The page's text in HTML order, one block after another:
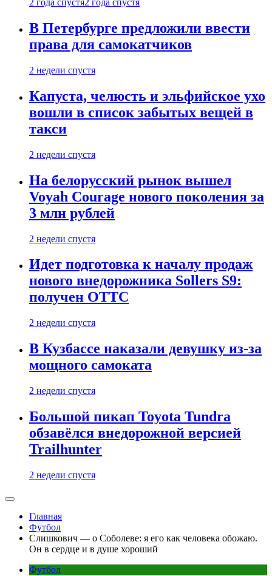
2 года спустя2 года спустя
В Петербурге предложили ввести
права для самокатчиков
2 недели спустя
Капуста, челюсть и эльфийское ухо
вошли в список забытых вещей в
такси
2 недели спустя
На белорусский рынок вышел
Voyah Courage нового поколения за
3 млн рублей
2 недели спустя
Идет подготовка к началу продаж
нового внедорожника Sollers S9:
получен ОТТС
2 недели спустя
В Кузбассе наказали девушку из-за
мощного самоката
2 недели спустя
Большой пикап Toyota Tundra
обзавёлся внедорожной версией
Trailhunter
2 недели спустя
Главная
Футбол
Слишкович — о Соболеве: я его как человека обожаю.
Он в сердце и в душе хороший
Футбол